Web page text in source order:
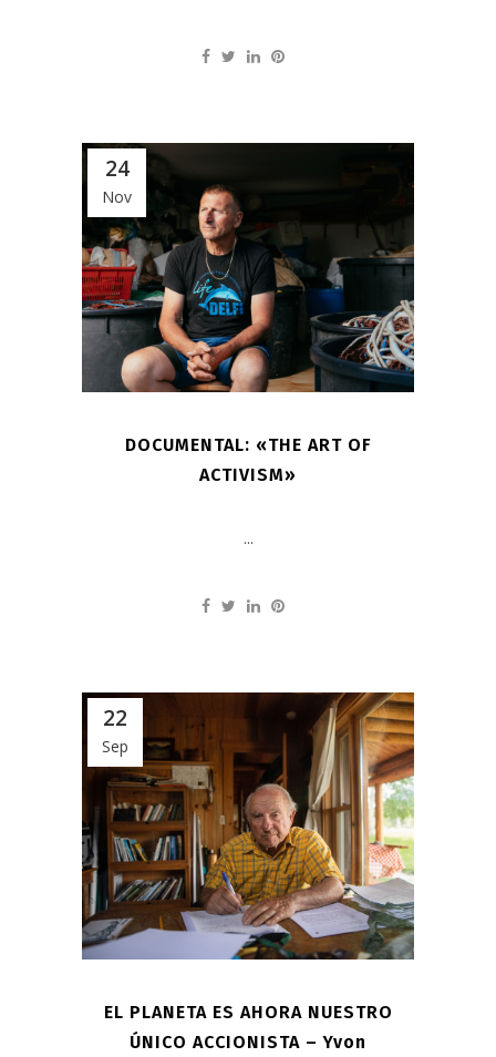
24
Nov
DOCUMENTAL: «THE ART OF
ACTIVISM»
...
22
Sep
EL PLANETA ES AHORA NUESTRO
ÚNICO ACCIONISTA – Yvon